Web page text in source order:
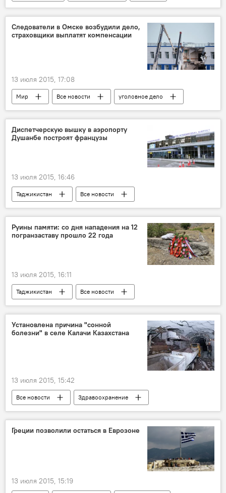
Казахстан
Великобритания Google
Следователи в Омске возбудили дело,
страховщики выплатят компенсации
13 июля 2015, 17:08
Мир Все новости
уголовное дело
статья
санкции
страхование
Следственный комитет РФ
Диспетчерскую вышку в аэропорту
Душанбе построят французы
13 июля 2015, 16:46
Таджикистан
Все новости
Транспорт
Франция
соглашение
Строительство
Новости Душанбе
Руины памяти: со дня нападения на 12
погранзаставу прошло 22 года
13 июля 2015, 16:11
Таджикистан
Все новости
Шуробад
Афганистан
201-я РВБ в Таджикистане
ОДКБ
Россия орден
Установлена причина "сонной
болезни" в селе Калачи Казахстана
13 июля 2015, 15:42
Все новости
Здравоохранение
Казахстан
Центральная Азия
газ
Греции позволили остаться в Еврозоне
13 июля 2015, 15:19